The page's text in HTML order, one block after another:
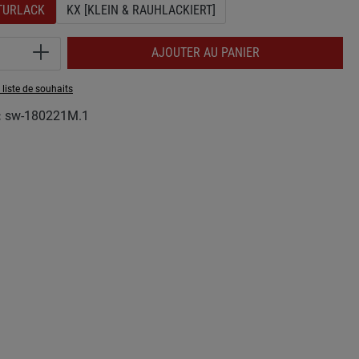
KX [KLEIN & RAUHLACKIERT]
de produit : Entrez la quantité
AJOUTER AU PANIER
de souhaits
sw-180221M.1